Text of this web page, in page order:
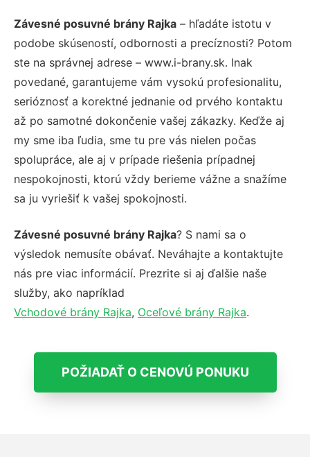
Závesné posuvné brány Rajka – hľadáte istotu v
podobe skúseností, odbornosti a precíznosti? Potom
ste na správnej adrese – www.i-brany.sk. Inak
povedané, garantujeme vám vysokú profesionalitu,
serióznosť a korektné jednanie od prvého kontaktu
až po samotné dokončenie vašej zákazky. Keďže aj
my sme iba ľudia, sme tu pre vás nielen počas
spolupráce, ale aj v prípade riešenia prípadnej
nespokojnosti, ktorú vždy berieme vážne a snažíme
sa ju vyriešiť k vašej spokojnosti.
Závesné posuvné brány Rajka? S nami sa o
výsledok nemusíte obávať. Neváhajte a kontaktujte
nás pre viac informácií. Prezrite si aj ďalšie naše
služby, ako napríklad
Vchodové brány Rajka, Oceľové brány Rajka.
POŽIADAŤ O CENOVÚ PONUKU